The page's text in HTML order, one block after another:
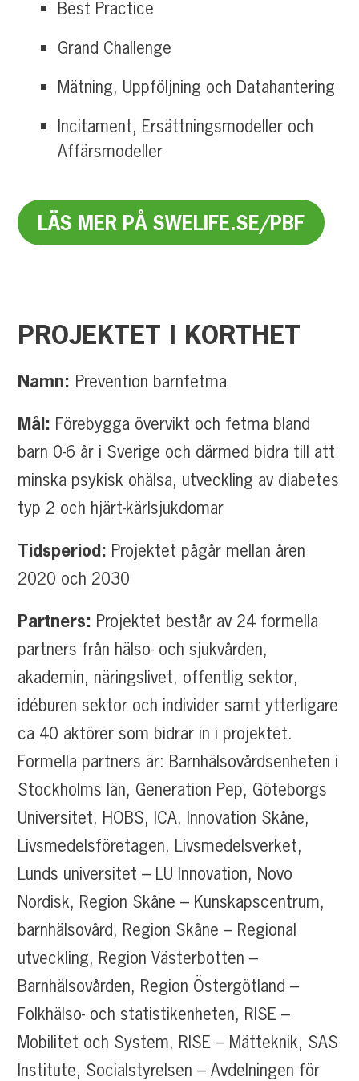
Best Practice
Grand Challenge
Mätning, Uppföljning och Datahantering
Incitament, Ersättningsmodeller och
Affärsmodeller
LÄS MER PÅ SWELIFE.SE/PBF
PROJEKTET I KORTHET
Namn: Prevention barnfetma
Mål: Förebygga övervikt och fetma bland
barn 0-6 år i Sverige och därmed bidra till att
minska psykisk ohälsa, utveckling av diabetes
typ 2 och hjärt-kärlsjukdomar
Tidsperiod: Projektet pågår mellan åren
2020 och 2030
Partners: Projektet består av 24 formella
partners från hälso- och sjukvården,
akademin, näringslivet, offentlig sektor,
idéburen sektor och individer samt ytterligare
ca 40 aktörer som bidrar in i projektet.
Formella partners är: Barnhälsovårdsenheten i
Stockholms län, Generation Pep, Göteborgs
Universitet, HOBS, ICA, Innovation Skåne,
Livsmedelsföretagen, Livsmedelsverket,
Lunds universitet – LU Innovation, Novo
Nordisk, Region Skåne – Kunskapscentrum,
barnhälsovård, Region Skåne – Regional
utveckling, Region Västerbotten –
Barnhälsovården, Region Östergötland –
Folkhälso- och statistikenheten, RISE –
Mobilitet och System, RISE – Mätteknik, SAS
Institute, Socialstyrelsen – Avdelningen för